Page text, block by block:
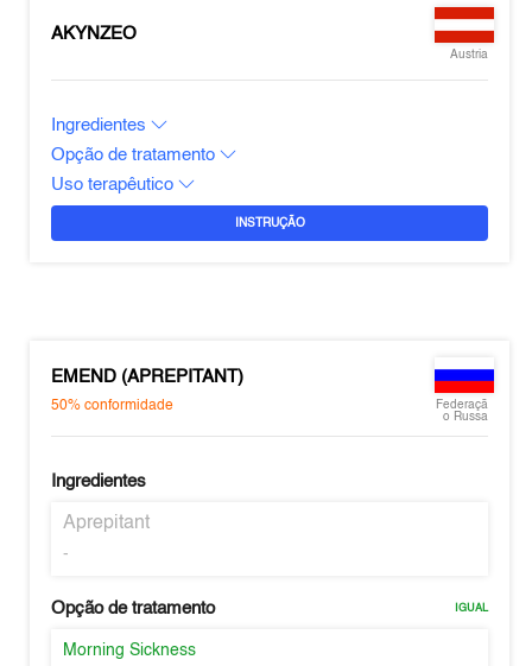
AKYNZEO
Austria
Ingredientes
Opção de tratamento
Uso terapêutico
INSTRUÇÃO
EMEND (APREPITANT)
50%conformidade
Federaçã
o Russa
Ingredientes
Aprepitant
-
Opção de tratamento IGUAL
Morning Sickness